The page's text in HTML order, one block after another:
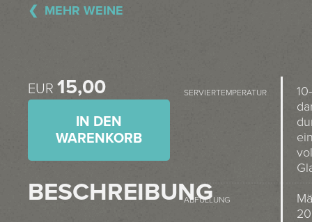
MEHR WEINE
EUR 15,00
IN DEN
WARENKORB
BESCHREIBUNG
SERVIERTEMPERATUR
ABFÜLLUNG